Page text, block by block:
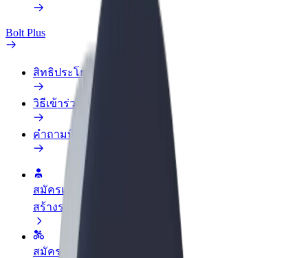
Bolt Plus
สิทธิประโยชน์
วิธีเข้าร่วม
คำถามที่พบบ่อย
สมัครเป็นคนขับ
สร้างรายได้ในแบบของคุณ
สมัครเป็นคนส่งพัสดุ